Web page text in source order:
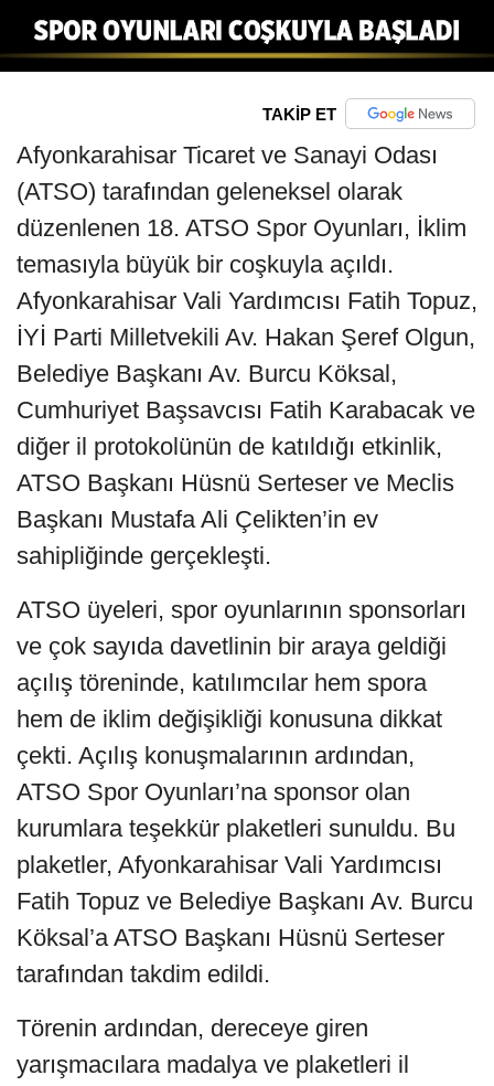
TAKİP ET
Afyonkarahisar Ticaret ve Sanayi Odası
(ATSO) tarafından geleneksel olarak
düzenlenen 18. ATSO Spor Oyunları, İklim
temasıyla büyük bir coşkuyla açıldı.
Afyonkarahisar Vali Yardımcısı Fatih Topuz,
İYİ Parti Milletvekili Av. Hakan Şeref Olgun,
Belediye Başkanı Av. Burcu Köksal,
Cumhuriyet Başsavcısı Fatih Karabacak ve
diğer il protokolünün de katıldığı etkinlik,
ATSO Başkanı Hüsnü Serteser ve Meclis
Başkanı Mustafa Ali Çelikten’in ev
sahipliğinde gerçekleşti.
ATSO üyeleri, spor oyunlarının sponsorları
ve çok sayıda davetlinin bir araya geldiği
açılış töreninde, katılımcılar hem spora
hem de iklim değişikliği konusuna dikkat
çekti. Açılış konuşmalarının ardından,
ATSO Spor Oyunları’na sponsor olan
kurumlara teşekkür plaketleri sunuldu. Bu
plaketler, Afyonkarahisar Vali Yardımcısı
Fatih Topuz ve Belediye Başkanı Av. Burcu
Köksal’a ATSO Başkanı Hüsnü Serteser
tarafından takdim edildi.
Törenin ardından, dereceye giren
yarışmacılara madalya ve plaketleri il